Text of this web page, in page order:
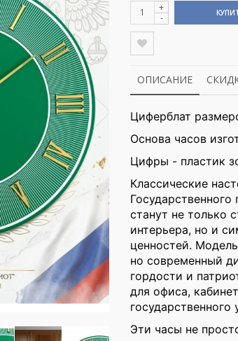
+
-
ОПИСАНИЕ
Циферблат
Основа часов
Цифры - пластик
Классические
станут не только
интерьера, но и
ценностей.
но современный
гордости и
для офиса,
государственного
Эти часы не